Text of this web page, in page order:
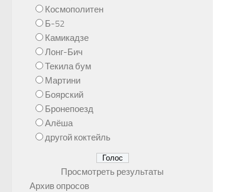
Космополитен
Б-52
Камикадзе
Лонг-Бич
Текила бум
Мартини
Боярский
Бронепоезд
Алёша
другой коктейль
Просмотреть результаты
Архив опросов